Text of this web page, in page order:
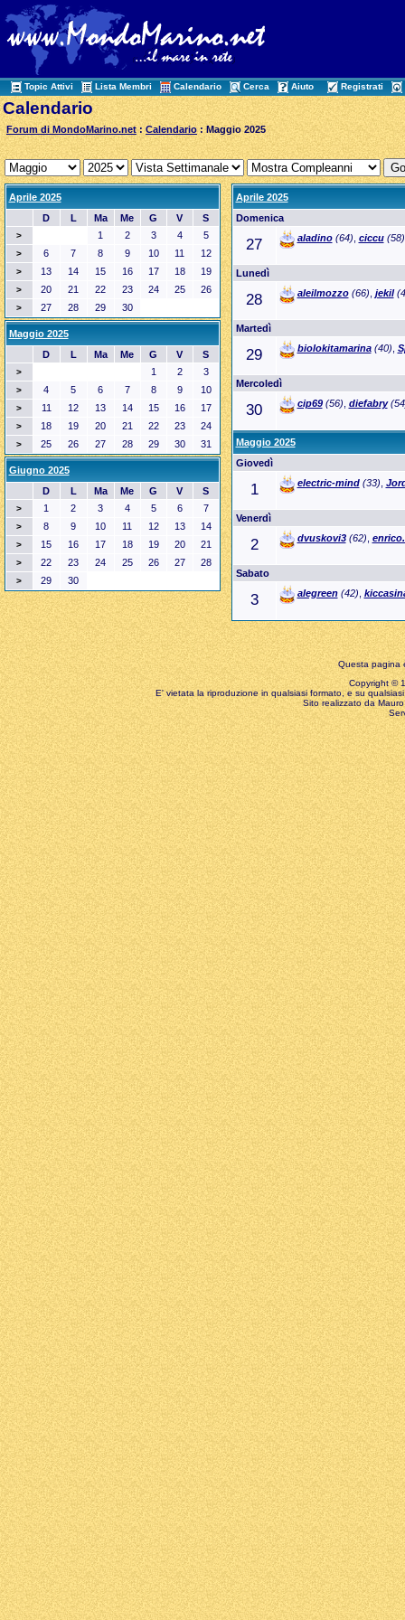
Topic Attivi Lista Membri Calendario Cerca Aiuto Registrati
Calendario
Forum di MondoMarino.net :Calendario : Maggio 2025
Aprile 2025
D
L Ma Me G V S
> 1 2 3 4 5
> 6 7 8 9 10 11 12
> 13 14 15 16 17 18 19
> 20 21 22 23 24 25 26
> 27 28 29 30
Aprile 2025
Domenica
27 aladino(64), ciccu(58)
Lunedì
28 aleilmozzo(66), jekil
Martedì
29 biolokitamarina(40),
Mercoledì
30 cip69(56), diefabry
Maggio 2025
Giovedì
1 electric-mind(33),
Venerdì
2 dvuskovi3(62),
Sabato
3 alegreen(42),
Maggio 2025
D
L Ma Me G V S
> 1 2 3
> 4 5 6 7 8 9 10
> 11 12 13 14 15 16 17
> 18 19 20 21 22 23 24
> 25 26 27 28 29 30 31
Giugno 2025
D
L Ma Me G V S
> 1 2 3 4 5 6 7
> 8 9 10 11 12 13 14
> 15 16 17 18 19 20 21
> 22 23 24 25 26 27 28
> 29 30
Questa pagina
Copyright ©
E' vietata la riproduzione in qualsiasi formato, e su
Sito realizzato da